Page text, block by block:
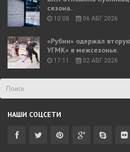
сезона.
10:08 06 АВГ 2026
«Рубин» одержал
УГМК» в межсезонье.
17:11 02 АВГ 2026
НАШИ СОЦСЕТИ